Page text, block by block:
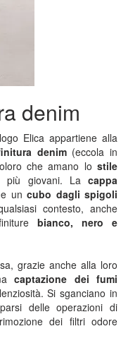
denim
Elica appartiene alla
denim(eccola in
che amano lo stile
giovani. La cappa
un cubo dagli spigoli
contesto, anche
bianco, nero e
grazie anche alla loro
captazione dei fumi
Si sganciano in
delle operazioni di
dei filtri odore